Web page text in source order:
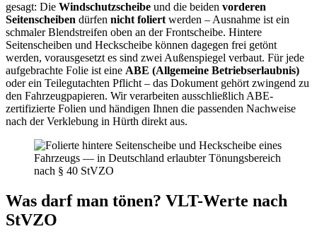
gesagt: Die Windschutzscheibe und die beiden vorderen
Seitenscheiben dürfen nicht foliert werden – Ausnahme ist ein
schmaler Blendstreifen oben an der Frontscheibe. Hintere
Seitenscheiben und Heckscheibe können dagegen frei getönt
werden, vorausgesetzt es sind zwei Außenspiegel verbaut. Für jede
aufgebrachte Folie ist eine ABE (Allgemeine Betriebserlaubnis)
oder ein Teilegutachten Pflicht – das Dokument gehört zwingend zu
den Fahrzeugpapieren. Wir verarbeiten ausschließlich ABE-
zertifizierte Folien und händigen Ihnen die passenden Nachweise
nach der Verklebung in Hürth direkt aus.
Was darf man tönen? VLT-Werte nach
StVZO